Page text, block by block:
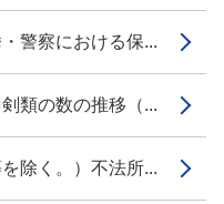
警察における保...
類の数の推移（...
除く。）不法所...